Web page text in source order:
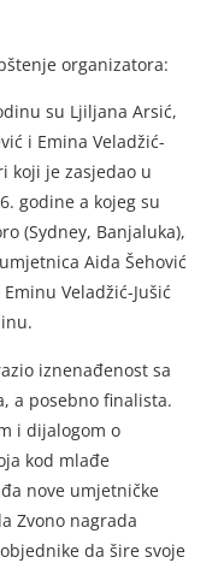
organizatora:
su Ljiljana Arsić,
i Emina Veladžić-
koji je zasjedao u
godine a kojeg su
(Sydney, Banjaluka),
Aida Šehović
Veladžić-Jušić
iznenađenost sa
a posebno finalista.
i dijalogom o
kod mlađe
nove umjetničke
Zvono nagrada
da šire svoje